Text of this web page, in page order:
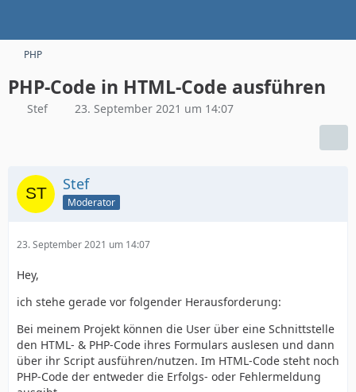
PHP
PHP-Code in HTML-Code ausführen
Stef 23. September 2021 um 14:07
Stef
Moderator
23. September 2021 um 14:07
Hey,
ich stehe gerade vor folgender Herausforderung:
Bei meinem Projekt können die User über eine Schnittstelle
den HTML- & PHP-Code ihres Formulars auslesen und dann
über ihr Script ausführen/nutzen. Im HTML-Code steht noch
PHP-Code der entweder die Erfolgs- oder Fehlermeldung